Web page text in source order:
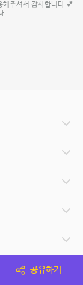
해주셔서 감사합니다 💕
공유하기